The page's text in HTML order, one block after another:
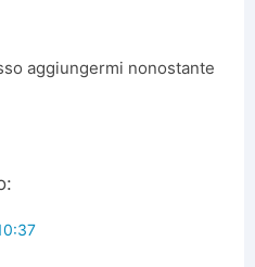
aggiungermi nonostante